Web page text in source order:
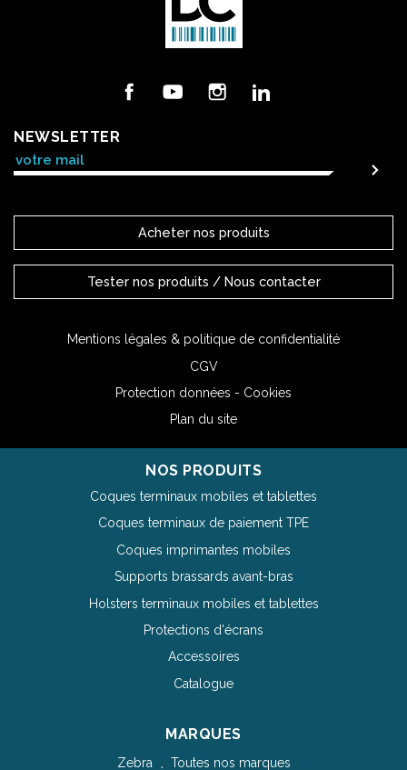
NEWSLETTER
Acheter nos produits
Tester nos produits / Nous contacter
NOS PRODUITS
Coques terminaux mobiles et tablettes
Coques terminaux de paiement TPE
Coques imprimantes mobiles
Supports brassards avant-bras
Holsters terminaux mobiles et tablettes
Protections d'écrans
Accessoires
Catalogue
MARQUES
Zebra Toutes nos marques
Mentions légales & politique de confidentialité
CGV
Protection données - Cookies
Plan du site
FacebookYouTube Instagram